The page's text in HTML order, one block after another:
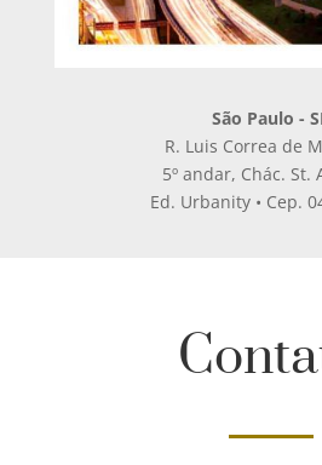
São Paulo -
R. Luis Correa de
5º andar, Chác. St.
Ed. Urbanity • Cep.